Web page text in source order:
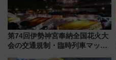
第74回伊勢神宮奉納全国花火大
会の交通規制・臨時列車マッ